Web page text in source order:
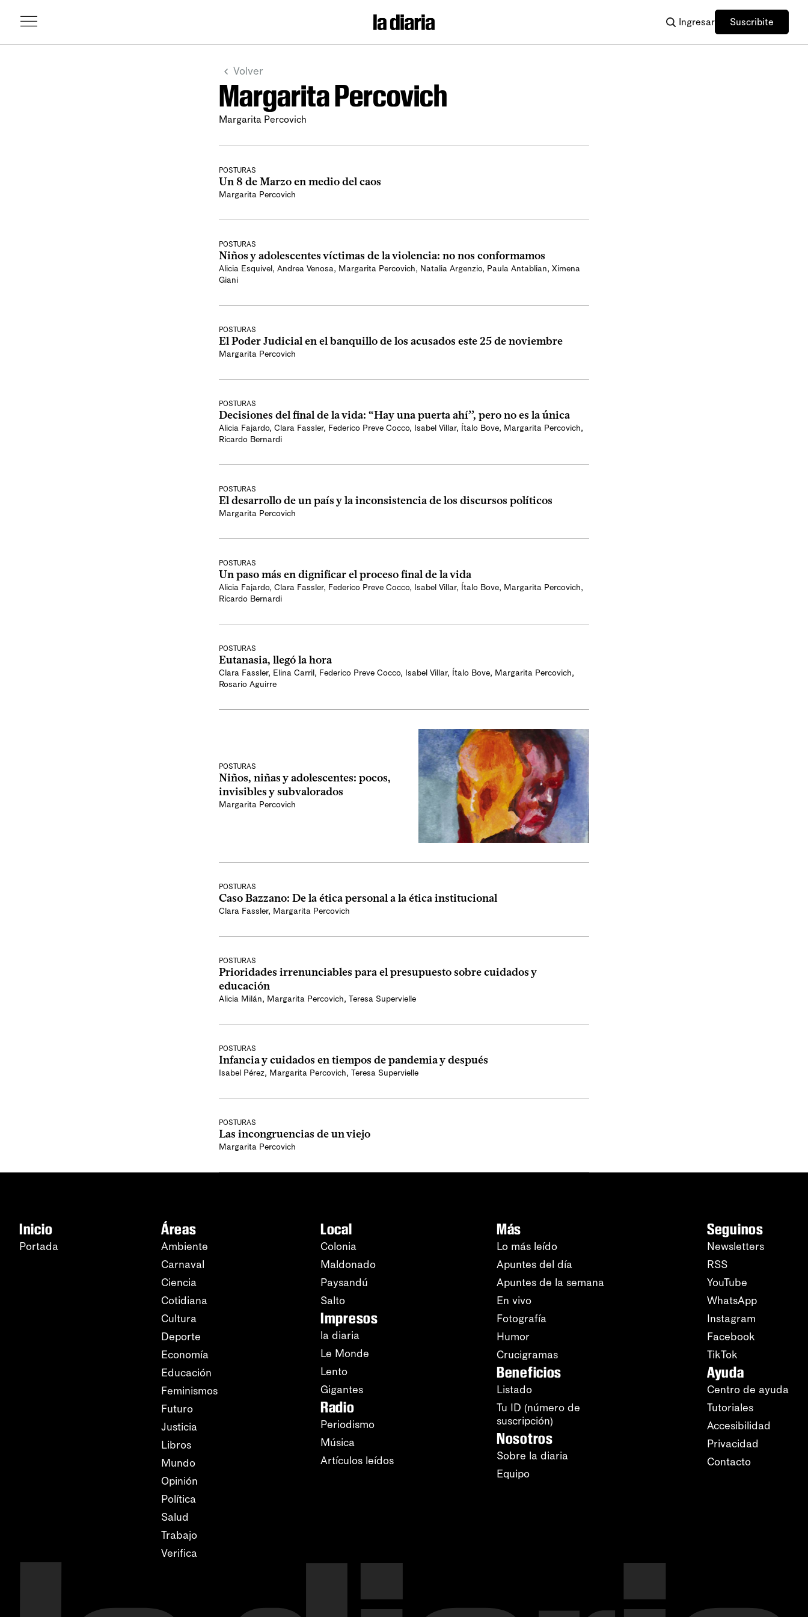
Ingresar Suscribite
Volver
Margarita Percovich
Margarita Percovich
POSTURAS
Un 8 de Marzo en medio del caos
Margarita Percovich
POSTURAS
Niños y adolescentes víctimas de la violencia: no nos conformamos
Alicia Esquivel, Andrea Venosa, Margarita Percovich, Natalia Argenzio, Paula Antablian, Ximena
Giani
POSTURAS
El Poder Judicial en el banquillo de los acusados este 25 de noviembre
Margarita Percovich
POSTURAS
Decisiones del final de la vida: “Hay una puerta ahí’’, pero no es la única
Alicia Fajardo, Clara Fassler, Federico Preve Cocco, Isabel Villar, Ítalo Bove, Margarita Percovich,
Ricardo Bernardi
POSTURAS
El desarrollo de un país y la inconsistencia de los discursos políticos
Margarita Percovich
POSTURAS
Un paso más en dignificar el proceso final de la vida
Alicia Fajardo, Clara Fassler, Federico Preve Cocco, Isabel Villar, Ítalo Bove, Margarita Percovich,
Ricardo Bernardi
POSTURAS
Eutanasia, llegó la hora
Clara Fassler, Elina Carril, Federico Preve Cocco, Isabel Villar, Ítalo Bove, Margarita Percovich,
Rosario Aguirre
POSTURAS
Niños, niñas y adolescentes: pocos,
invisibles y subvalorados
Margarita Percovich
POSTURAS
Caso Bazzano: De la ética personal a la ética institucional
Clara Fassler, Margarita Percovich
POSTURAS
Prioridades irrenunciables para el presupuesto sobre cuidados y
educación
Alicia Milán, Margarita Percovich, Teresa Supervielle
POSTURAS
Infancia y cuidados en tiempos de pandemia y después
Isabel Pérez, Margarita Percovich, Teresa Supervielle
POSTURAS
Las incongruencias de un viejo
Margarita Percovich
Inicio
Portada
Áreas
Ambiente
Carnaval
Ciencia
Cotidiana
Cultura
Deporte
Economía
Educación
Feminismos
Futuro
Justicia
Libros
Mundo
Opinión
Política
Salud
Trabajo
Verifica
Local
Colonia
Maldonado
Paysandú
Salto
Impresos
la diaria
Le Monde
Lento
Gigantes
Radio
Periodismo
Música
Artículos leídos
Más
Lo más leído
Apuntes del día
Apuntes de la semana
En vivo
Fotografía
Humor
Crucigramas
Beneficios
Listado
Tu ID (número de
suscripción)
Nosotros
Sobre la diaria
Equipo
Seguinos
Newsletters
RSS
YouTube
WhatsApp
Instagram
Facebook
TikTok
Ayuda
Centro de ayuda
Tutoriales
Accesibilidad
Privacidad
Contacto